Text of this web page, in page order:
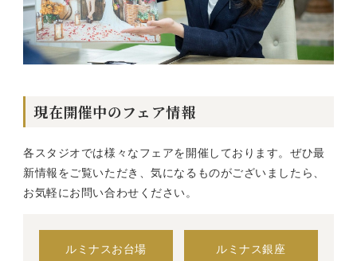
現在開催中のフェア情報
各スタジオでは様々なフェアを開催しております。ぜひ最
新情報をご覧いただき、気になるものがございましたら、
お気軽にお問い合わせください。
ルミナスお台場 ルミナス銀座